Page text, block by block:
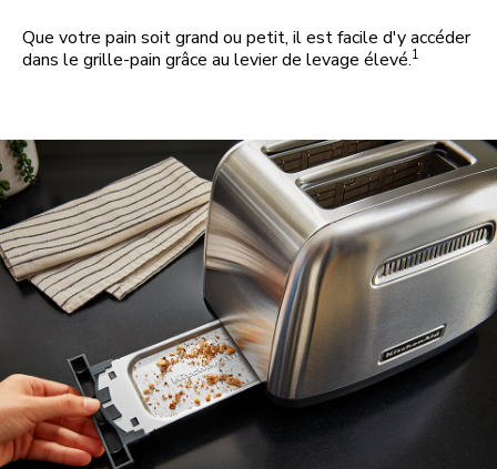
Que votre pain soit grand ou petit, il est facile d'y accéder
dans le grille-pain grâce au levier de levage élevé.1